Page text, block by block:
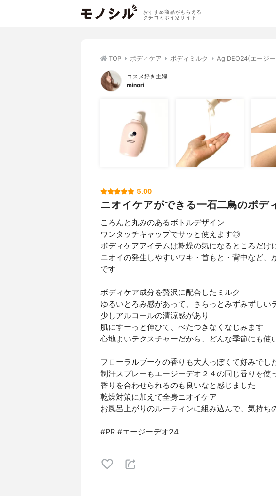
おすすめ商品がもらえる
クチコミポイ活サイト
TOP ボディケア ボディミルク Ag DEO24(エージ
コスメ好き主婦
minori
5.00
ニオイケアができる一石二鳥のボデ
ころんと丸みのあるボトルデザイン
ワンタッチキャップでサッと使えます◎
ボディケアアイテムは乾燥の気になるところだけ
ニオイの発生しやすいワキ・首もと・背中など、
です
ボディケア成分を贅沢に配合したミルク
ゆるいとろみ感があって、さらっとみずみずしい
少しアルコールの清涼感があり
肌にすーっと伸びて、べたつきなくなじみます
心地よいテクスチャーだから、どんな季節にも使
フローラルブーケの香りも大人っぽくて好みでし
制汗スプレーもエージーデオ２４の同じ香りを使
香りを合わせられるのも良いなと感じました
乾燥対策に加えて全身ニオイケア
お風呂上がりのルーティンに組み込んで、気持ち
#PR #エージーデオ24